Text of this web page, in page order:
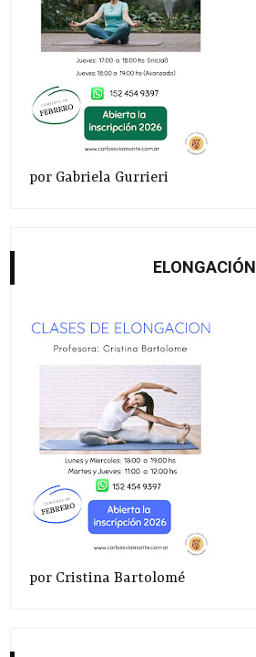
por Gabriela Gurrieri
ELONGACIÓN
por Cristina Bartolomé